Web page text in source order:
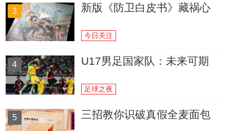
3 新版《防卫白皮书》藏祸心
今日关注
4 U17男足国家队：未来可期
足球之夜
5 三招教你识破真假全麦面包